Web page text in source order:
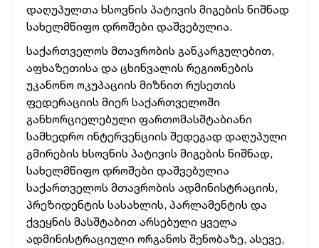
დაღუპულთა ხსოვნის პატივის მიგების ნიშნად
სახელმწიფო დროშები დაშვებულია.
საქართველოს მთავრობის განკარგულებით,
აფხაზეთისა და ცხინვალის რეგიონების
უკანონო ოკუპაციის მიზნით რუსეთის
ფედერაციის მიერ საქართველოში
განხორციელებული ფართომასშტაბიანი
სამხედრო ინტერვენციის შედეგად დაღუპული
გმირების ხსოვნის პატივის მიგების ნიშნად,
სახელმწიფო დროშები დაშვებულია
საქართველოს მთავრობის ადმინისტრაციის,
პრეზიდენტის სასახლის, პარლამენტის და
ქვეყნის მასშტაბით არსებული ყველა
ადმინისტრაციული ორგანოს შენობაზე, ასევე,